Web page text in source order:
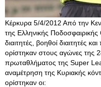
Κέρκυρα 5/4/2012 Από την
της Ελληνικής
διαιτητές, βοηθοί διαιτητές
ορίστηκαν στους αγώνες της
πρωταθλήματος της Super
αναμέτρηση της Κυριακής
ορίστηκαν οι: